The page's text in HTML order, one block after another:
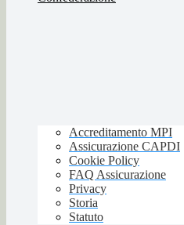
Accreditamento MPI
Assicurazione CAPDI
Cookie Policy
FAQ Assicurazione
Privacy
Storia
Statuto